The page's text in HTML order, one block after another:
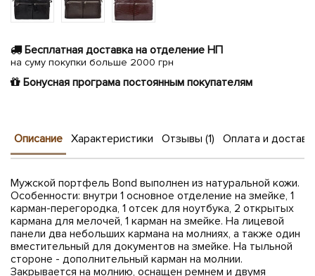
Бесплатная доставка на отделение НП
на суму покупки больше 2000 грн
Бонусная програма постоянным покупателям
Описание Характеристики Отзывы (1) Оплата и
Мужской портфель Bond выполнен из натуральной кожи.
Особенности: внутри 1 основное отделение на змейке, 1
карман-перегородка, 1 отсек для ноутбука, 2 открытых
кармана для мелочей, 1 карман на змейке. На лицевой
панели два небольших кармана на молниях, а также один
вместительный для документов на змейке. На тыльной
стороне - дополнительный карман на молнии.
Закрывается на молнию, оснащен ремнем и двумя